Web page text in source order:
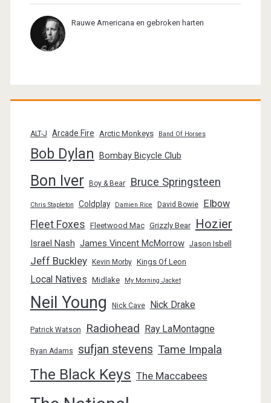
Rauwe Americana en gebroken harten
ALT-J Arcade Fire Arctic Monkeys Band Of Horses
Bob Dylan Bombay Bicycle Club
Bon Iver Boy & Bear Bruce Springsteen
Chris Stapleton Coldplay Damien Rice David Bowie Elbow
Fleet Foxes Fleetwood Mac Grizzly Bear Hozier
Israel Nash James Vincent McMorrow Jason Isbell
Jeff Buckley Kevin Morby Kings Of Leon
Local Natives Midlake My Morning Jacket
Neil Young Nick Cave Nick Drake
Patrick Watson Radiohead Ray LaMontagne
Ryan Adams sufjan stevens Tame Impala
The Black Keys The Maccabees